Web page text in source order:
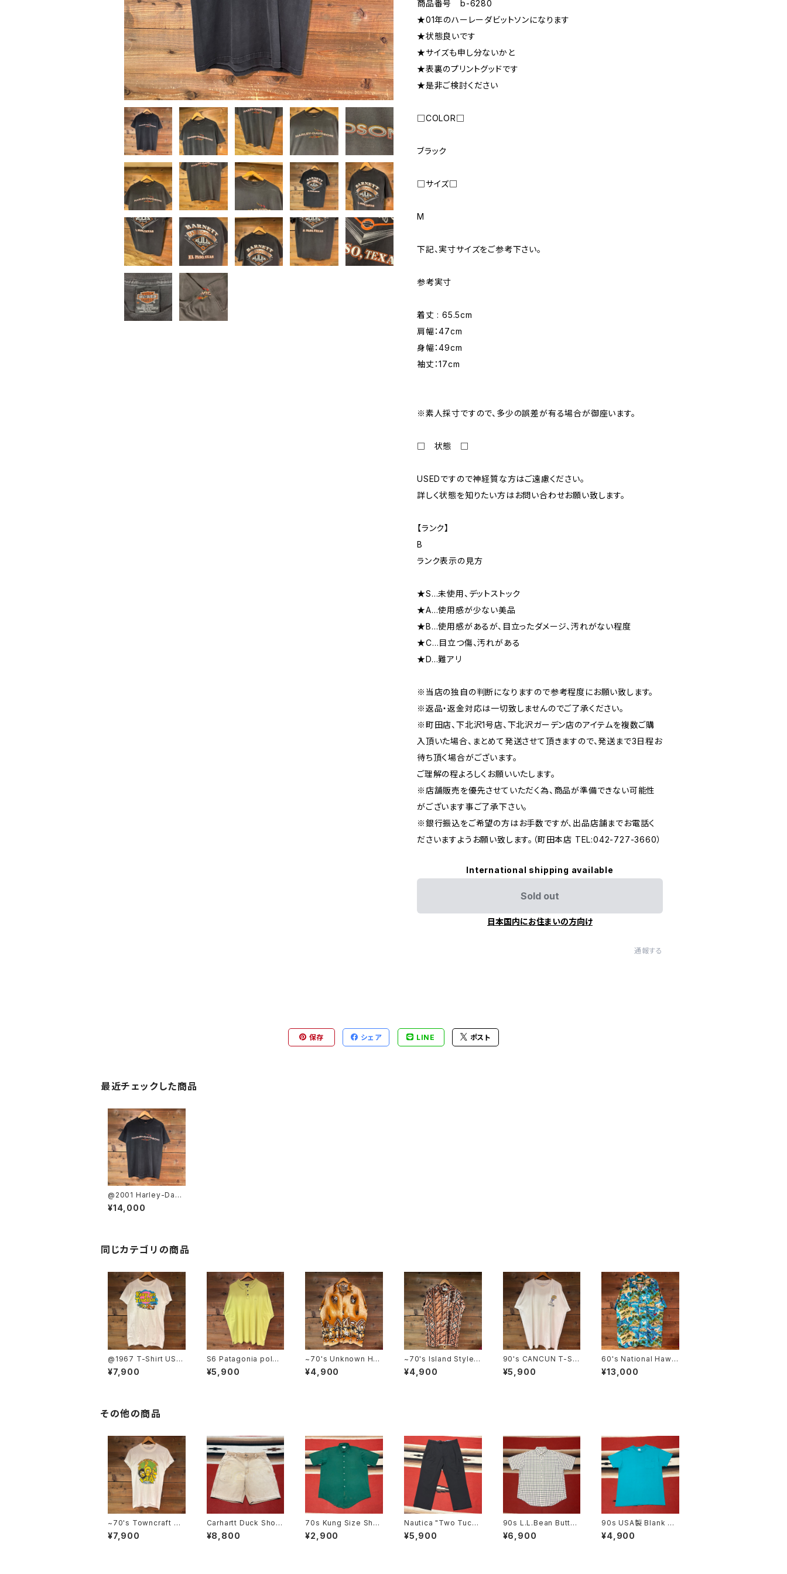
商品番号 b-6280
★01年のハーレーダビットソンになります
★状態良いです
★サイズも申し分ないかと
★表裏のプリントグッドです
★是非ご検討ください
□COLOR□
ブラック
□サイズ□
M
下記、実寸サイズをご参考下さい。
参考実寸
着丈 : 65.5cm
肩幅：47cm
身幅：49cm
袖丈：17cm
※素人採寸ですので、多少の誤差が有る場合が御座います。
□ 状態 □
USEDですので神経質な方はご遠慮ください。
詳しく状態を知りたい方はお問い合わせお願い致します。
【ランク】
B
ランク表示の見方
★S…未使用、デットストック
★A…使用感が少ない美品
★B…使用感があるが、目立ったダメージ、汚れがない程度
★C…目立つ傷、汚れがある
★D…難アリ
※当店の独自の判断になりますので参考程度にお願い致します。
※返品・返金対応は一切致しませんのでご了承ください。
※町田店、下北沢1号店、下北沢ガーデン店のアイテムを複数ご購
入頂いた場合、まとめて発送させて頂きますので、発送まで3日程お
待ち頂く場合がございます。
ご理解の程よろしくお願いいたします。
※店舗販売を優先させていただく為、商品が準備できない可能性
がございます事ご了承下さい。
※銀行振込をご希望の方はお手数ですが、出品店舗までお電話く
ださいますようお願い致します。（町田本店 TEL:042-727-3660）
International shipping available
Sold out
日本国内にお住まいの方向け
通報する
保存 シェア LINE ポスト
最近チェックした商品
@2001 Harley-Davi
dson T-Shirt SIZE:M
¥14,000
同じカテゴリの商品
@1967 T-Shirt USA
MADE SIZE:L
¥7,900
S6 Patagonia polo
shirt SIZE:XL
¥5,900
~70's Unknown Ha
waiian Shirt
¥4,900
~70's Island Styles
Hawaiian Shirt
¥4,900
90's CANCUN T-Shi
rt SIZE:44
¥5,900
60's National Hawai
ian Shirt SIZE:XXL
¥13,000
その他の商品
~70's Towncraft T-
Shirt SIZE:38
¥7,900
Carhartt Duck Short
Painter W36
¥8,800
70s Kung Size Shor
t Sleeve Shirt size 1
7
¥2,900
Nautica "Two Tuck"
Slacks W36
¥5,900
90s L.L.Bean Button
Down Short Sleeve
Check Shirt size L
¥6,900
90s USA製 Blank Po
cket T-shirt size L
¥4,900